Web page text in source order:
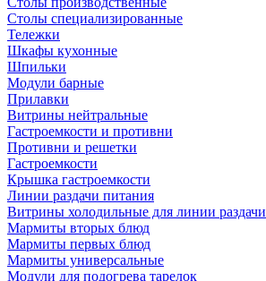
Столы специализированные
Тележки
Шкафы кухонные
Шпильки
Модули барные
Прилавки
Витрины нейтральные
Гастроемкости и противни
Противни и решетки
Гастроемкости
Крышка гастроемкости
Линии раздачи питания
Витрины холодильные для линии раздачи
Мармиты вторых блюд
Мармиты первых блюд
Мармиты универсальные
Модули для подогрева тарелок